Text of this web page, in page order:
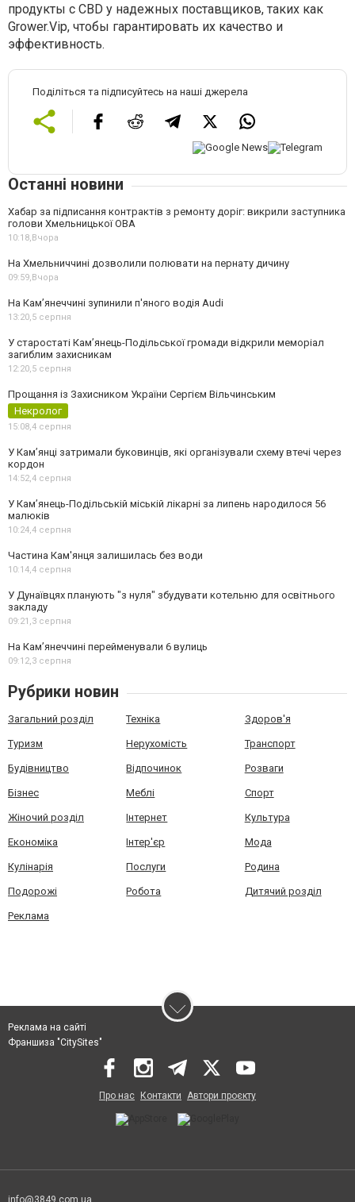
продукты с CBD у надежных поставщиков, таких как
Grower.Vip, чтобы гарантировать их качество и
эффективность.
Поділіться та підписуйтесь на наші джерела
Останні новини
Хабар за підписання контрактів з ремонту доріг: викрили заступника
голови Хмельницької ОВА
10:18, Вчора
На Хмельниччині дозволили полювати на пернату дичину
09:59, Вчора
На Камʼянеччині зупинили п'яного водія Audi
13:20,5 серпня
У старостаті Кам’янець-Подільської громади відкрили меморіал
загиблим захисникам
12:20,5 серпня
Прощання із Захисником України Сергієм Вільчинським
Некролог
15:08,4 серпня
У Кам’янці затримали буковинців, які організували схему втечі через
кордон
14:52,4 серпня
У Кам’янець-Подільській міській лікарні за липень народилося 56
малюків
10:24,4 серпня
Частина Кам'янця залишилась без води
10:14,4 серпня
У Дунаївцях планують "з нуля" збудувати котельню для освітнього
закладу
09:21,3 серпня
На Камʼянеччині перейменували 6 вулиць
09:12,3 серпня
Рубрики новин
Загальний розділ Техніка Здоров'я
Туризм Нерухомість Транспорт
Будівництво Відпочинок Розваги
Бізнес Меблі Спорт
Жіночий розділ Інтернет Культура
Економіка Інтер'єр Мода
Кулінарія Послуги Родина
Подорожі Робота Дитячий розділ
Реклама
Реклама на сайті
Франшиза "CitySites"
Про нас Контакти Автори проєкту